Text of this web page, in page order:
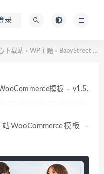
录
下载站 > WP主题 > BabyStreet – 儿童服饰玩具网站WooCommerce模板 – v1.5.9
模板 – v1.5.
WooCommerce模板 –